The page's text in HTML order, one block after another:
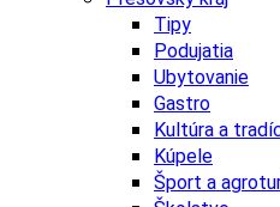
Tipy
Podujatia
Ubytovanie
Gastro
Kultúra a
Kúpele
Šport a